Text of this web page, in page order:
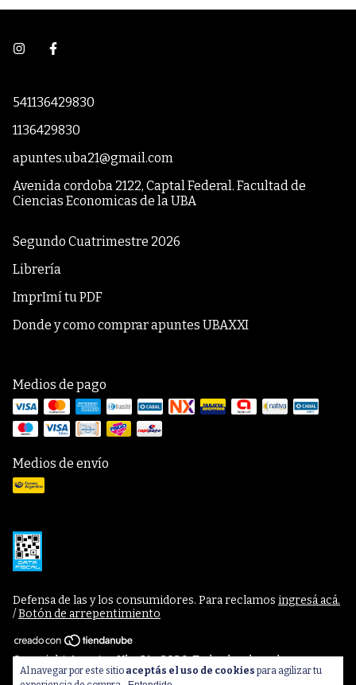
Al navegar por este sitio aceptás el uso de cookies para agilizar tu
541136429830
1136429830
apuntes.uba21@gmail.com
Avenida cordoba 2122, Captal Federal. Facultad de
Ciencias Economicas de la UBA
Segundo Cuatrimestre 2026
Librería
ImprImí tu PDF
Donde y como comprar apuntes UBAXXI
Medios de pago
Medios de envío
Defensa de las y los consumidores. Para reclamos ingresá acá.
/Botón de arrepentimiento
Copyright Apuntes Uba 21 - 2026. Todos los derechos
reservados.